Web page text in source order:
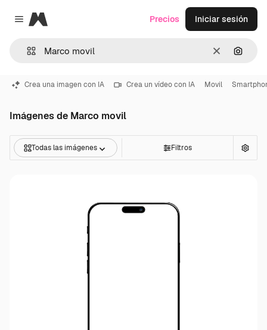
Close menu
Magnific
Borrar
Precios Iniciar sesión
Crea una imagen con IA Crea un vídeo con IA Movil
Imágenes de Marco movil
Todas las imágenes Filtros